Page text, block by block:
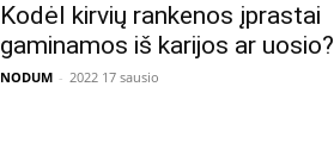
Kodėl kirvių rankenos įprastai
gaminamos iš karijos ar uosio?
NODUM - 2022 17 sausio